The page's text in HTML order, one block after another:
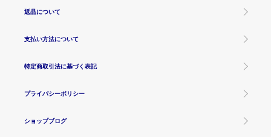
返品について
支払い方法について
特定商取引法に基づく表記
プライバシーポリシー
ショップブログ